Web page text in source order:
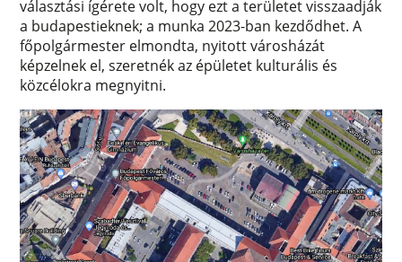
választási ígérete volt, hogy ezt a területet visszaadják
a budapestieknek; a munka 2023-ban kezdődhet. A
főpolgármester elmondta, nyitott városházát
képzelnek el, szeretnék az épületet kulturális és
közcélokra megnyitni.